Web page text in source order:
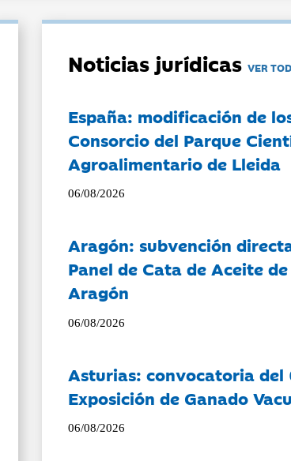
Noticias jurídicasVER
España: modificación de
Consorcio del Parque
Agroalimentario de Lleida
06/08/2026
Aragón: subvención
Panel de Cata de Aceite
Aragón
06/08/2026
Asturias: convocatoria del
Exposición de Ganado
06/08/2026